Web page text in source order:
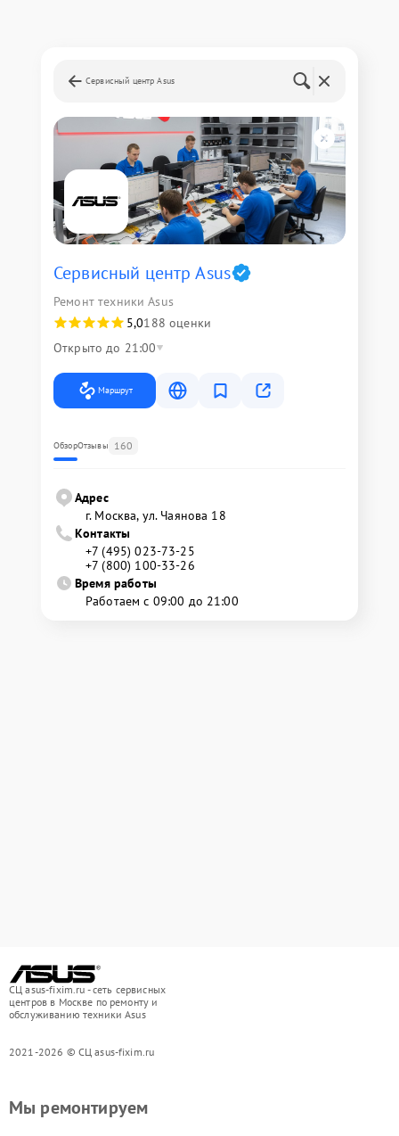
Сервисный центр Asus
Сервисный центр Asus
Ремонт техники Asus
5,0188 оценки
Открыто до 21:00
Маршрут
ОбзорОтзывы 160
Адрес
г. Москва, ул. Чаянова 18
Контакты
+7 (495) 023-73-25
+7 (800) 100-33-26
Время работы
Работаем с 09:00 до 21:00
СЦ asus-fixim.ru - сеть сервисных
центров в Москве по ремонту и
обслуживанию техники Asus
2021-2026 © СЦ asus-fixim.ru
Мы ремонтируем